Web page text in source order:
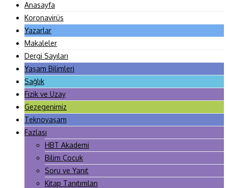
Anasayfa
Koronavirüs
Yazarlar
Makaleler
Dergi Sayıları
Yaşam Bilimleri
Sağlık
Fizik ve Uzay
Gezegenimiz
Teknoyaşam
Fazlası
HBT Akademi
Bilim Çocuk
Soru ve Yanıt
Kitap Tanıtımları